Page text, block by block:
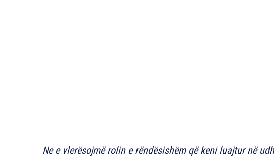
Ne e vlerësojmë rolin e rëndësishëm që keni luajtur në